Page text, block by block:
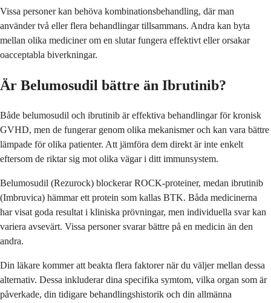
Vissa personer kan behöva kombinationsbehandling, där man
använder två eller flera behandlingar tillsammans. Andra kan byta
mellan olika mediciner om en slutar fungera effektivt eller orsakar
oacceptabla biverkningar.
Är Belumosudil bättre än Ibrutinib?
Både belumosudil och ibrutinib är effektiva behandlingar för kronisk
GVHD, men de fungerar genom olika mekanismer och kan vara bättre
lämpade för olika patienter. Att jämföra dem direkt är inte enkelt
eftersom de riktar sig mot olika vägar i ditt immunsystem.
Belumosudil (Rezurock) blockerar ROCK-proteiner, medan ibrutinib
(Imbruvica) hämmar ett protein som kallas BTK. Båda medicinerna
har visat goda resultat i kliniska prövningar, men individuella svar kan
variera avsevärt. Vissa personer svarar bättre på en medicin än den
andra.
Din läkare kommer att beakta flera faktorer när du väljer mellan dessa
alternativ. Dessa inkluderar dina specifika symtom, vilka organ som är
påverkade, din tidigare behandlingshistorik och din allmänna